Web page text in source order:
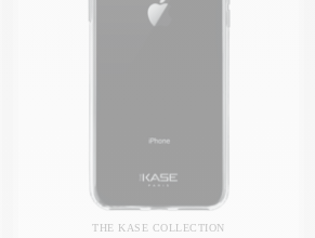
THE KASE COLLECTION